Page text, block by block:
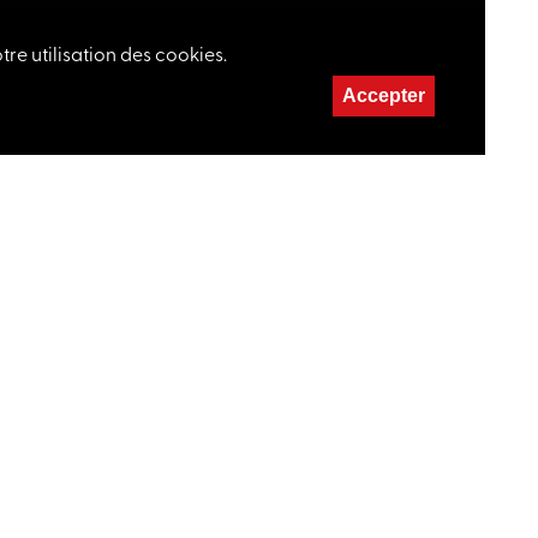
utilisation des cookies.
Accepter